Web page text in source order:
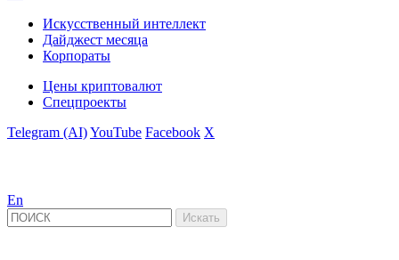
Искусственный интеллект
Дайджест месяца
Корпораты
Цены криптовалют
Спецпроекты
Telegram (AI)YouTube Facebook X
En